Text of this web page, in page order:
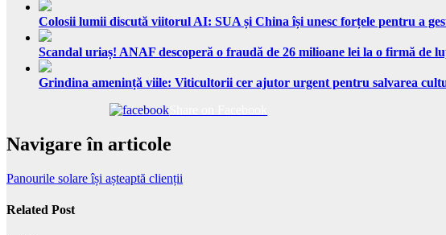
Colosii lumii discută viitorul AI: SUA și China își unesc forțele pentru a
Scandal uriaș! ANAF descoperă o fraudă de 26 milioane lei la o firmă de
Grindina amenință viile: Viticultorii cer ajutor urgent pentru salvarea
Navigare în articole
Panourile solare își așteaptă clienții
Related Post